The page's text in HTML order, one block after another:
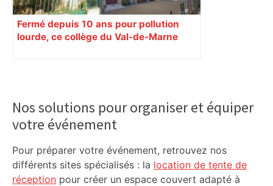
Fermé depuis 10 ans pour pollution
lourde, ce collège du Val-de-Marne
Sidebar
Nos solutions pour organiser et équiper
votre événement
Pour préparer votre événement, retrouvez nos
différents sites spécialisés : la location de tente de
réception pour créer un espace couvert adapté à